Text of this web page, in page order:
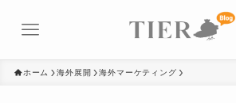
ホーム 海外展開 海外マーケティング